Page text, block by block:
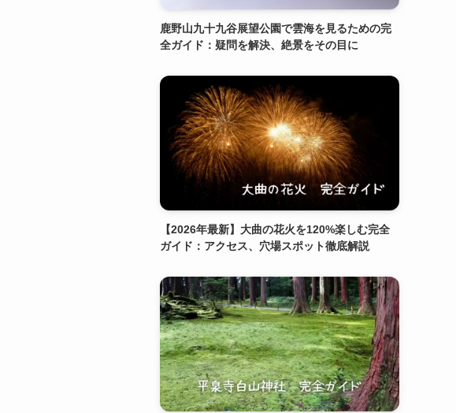
鹿野山九十九谷展望公園で雲海を見るための完
全ガイド：疑問を解決、絶景をその目に
【2026年最新】大曲の花火を120%楽しむ完全
ガイド：アクセス、穴場スポット徹底解説